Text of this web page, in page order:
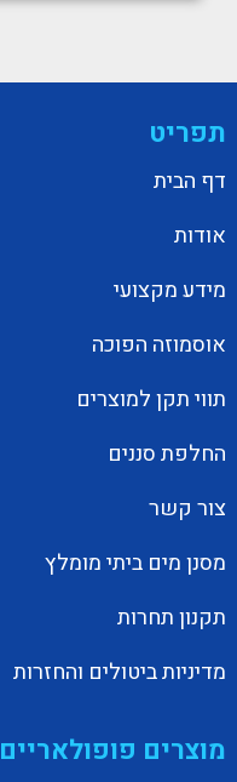
תפריט
דף הבית
אודות
מידע מקצועי
אוסמוזה הפוכה
תווי תקן למוצרים
החלפת סננים
צור קשר
מסנן מים ביתי מומלץ
תקנון תחרות
מדיניות ביטולים והחזרות
מוצרים פופולאריים